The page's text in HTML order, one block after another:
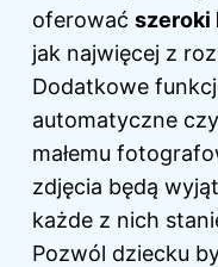
oferować szeroki
jak najwięcej z
Dodatkowe
automatyczne
małemu
zdjęcia będą
każde z nich
Pozwól dziecku